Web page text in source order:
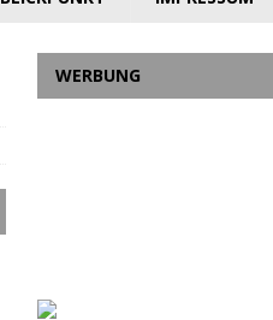
WERBUNG